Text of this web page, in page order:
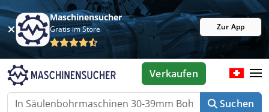
Maschinensucher
Gratis im Store Zur App
Suchen
Verkaufen